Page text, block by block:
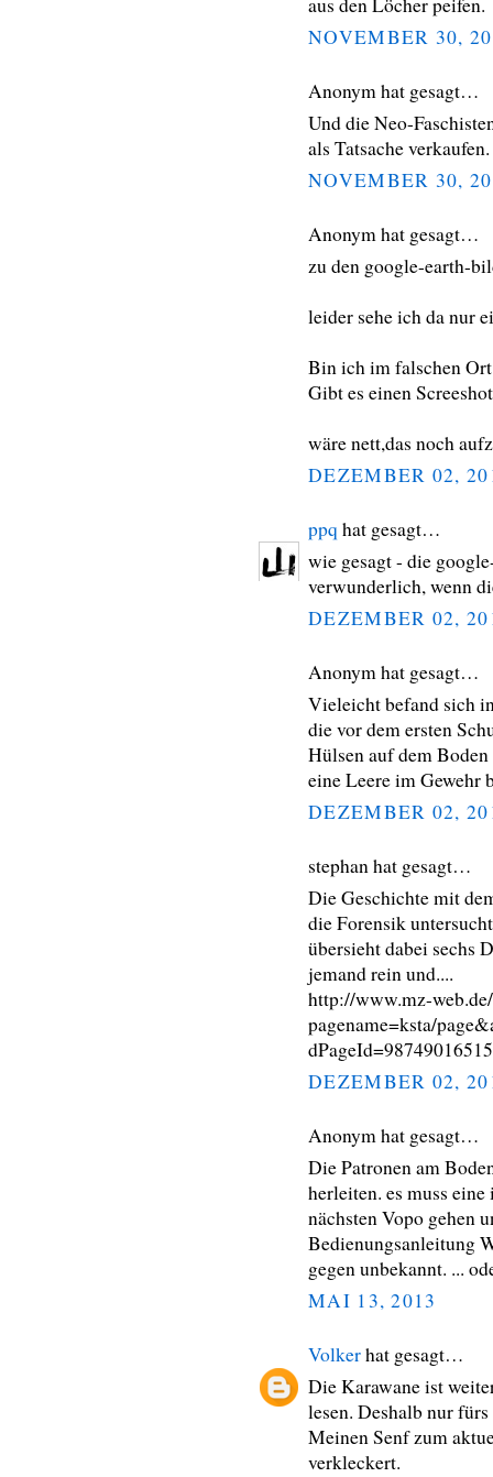
aus den Löcher peifen.
NOVEMBER 30,
Anonym hat gesagt…
Und die Neo-
als Tatsache verkaufen.
NOVEMBER 30,
Anonym hat gesagt…
zu den google-earth-
leider sehe ich da nur
Bin ich im falschen
Gibt es einen Screeshot
wäre nett,das noch
DEZEMBER 02,
ppq hat gesagt…
wie gesagt - die
verwunderlich, wenn
DEZEMBER 02,
Anonym hat gesagt…
Vieleicht befand sich
die vor dem ersten
Hülsen auf dem
eine Leere im Gewehr
DEZEMBER 02,
stephan hat gesagt…
Die Geschichte mit
die Forensik
übersieht dabei sechs
jemand rein und....
http://www.mz-
pagename=ksta/
DEZEMBER 02,
Anonym hat gesagt…
Die Patronen am
herleiten. es muss
nächsten Vopo gehen
Bedienungsanleitung
gegen unbekannt. ...
MAI 13, 2013
Volkerhat gesagt…
Die Karawane ist
lesen. Deshalb nur
Meinen Senf zum
verkleckert.